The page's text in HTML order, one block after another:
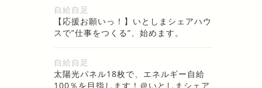
自給自足
【応援お願いっ！】いとしまシェアハウ
スで”仕事をつくる”、始めます。
自給自足
太陽光パネル18枚で、エネルギー自給
100％を目指します！＠いとしまシェア